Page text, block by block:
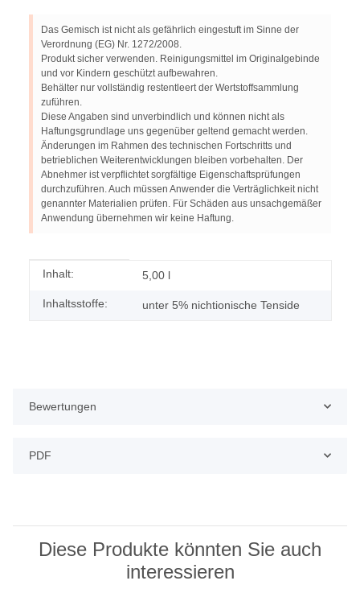
Das Gemisch ist nicht als gefährlich eingestuft im Sinne der
Verordnung (EG) Nr. 1272/2008.
Produkt sicher verwenden. Reinigungsmittel im Originalgebinde
und vor Kindern geschützt aufbewahren.
Behälter nur vollständig restentleert der Wertstoffsammlung
zuführen.
Diese Angaben sind unverbindlich und können nicht als
Haftungsgrundlage uns gegenüber geltend gemacht werden.
Änderungen im Rahmen des technischen Fortschritts und
betrieblichen Weiterentwicklungen bleiben vorbehalten. Der
Abnehmer ist verpflichtet sorgfältige Eigenschaftsprüfungen
durchzuführen. Auch müssen Anwender die Verträglichkeit nicht
genannter Materialien prüfen. Für Schäden aus unsachgemäßer
Anwendung übernehmen wir keine Haftung.
Produkteigenschaft
Wert
Inhalt: 5,00 l
Inhaltsstoffe: unter 5% nichtionische Tenside
Bewertungen
PDF
Diese Produkte könnten Sie auch
interessieren